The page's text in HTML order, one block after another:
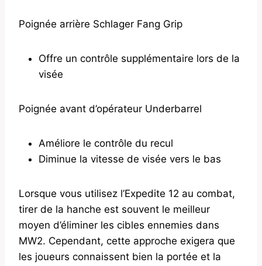
Poignée arrière Schlager Fang Grip
Offre un contrôle supplémentaire lors de la
visée
Poignée avant d’opérateur Underbarrel
Améliore le contrôle du recul
Diminue la vitesse de visée vers le bas
Lorsque vous utilisez l’Expedite 12 au combat,
tirer de la hanche est souvent le meilleur
moyen d’éliminer les cibles ennemies dans
MW2. Cependant, cette approche exigera que
les joueurs connaissent bien la portée et la